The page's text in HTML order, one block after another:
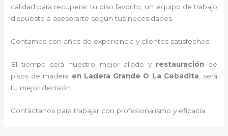
calidad para recuperar tu piso favorito, un equipo de trabajo
dispuesto a asesorarte según tus necesidades.
Contamos con años de experiencia y clientes satisfechos.
El tiempo será nuestro mejor aliado y restauración de
pisos de madera en Ladera Grande O La Cebadita , será
tu mejor decisión.
Contáctanos para trabajar con profesionalismo y eficacia.